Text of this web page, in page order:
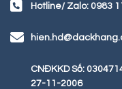
Hotline/ Zalo: 0983
CNĐKKD Số:
27-11-2006